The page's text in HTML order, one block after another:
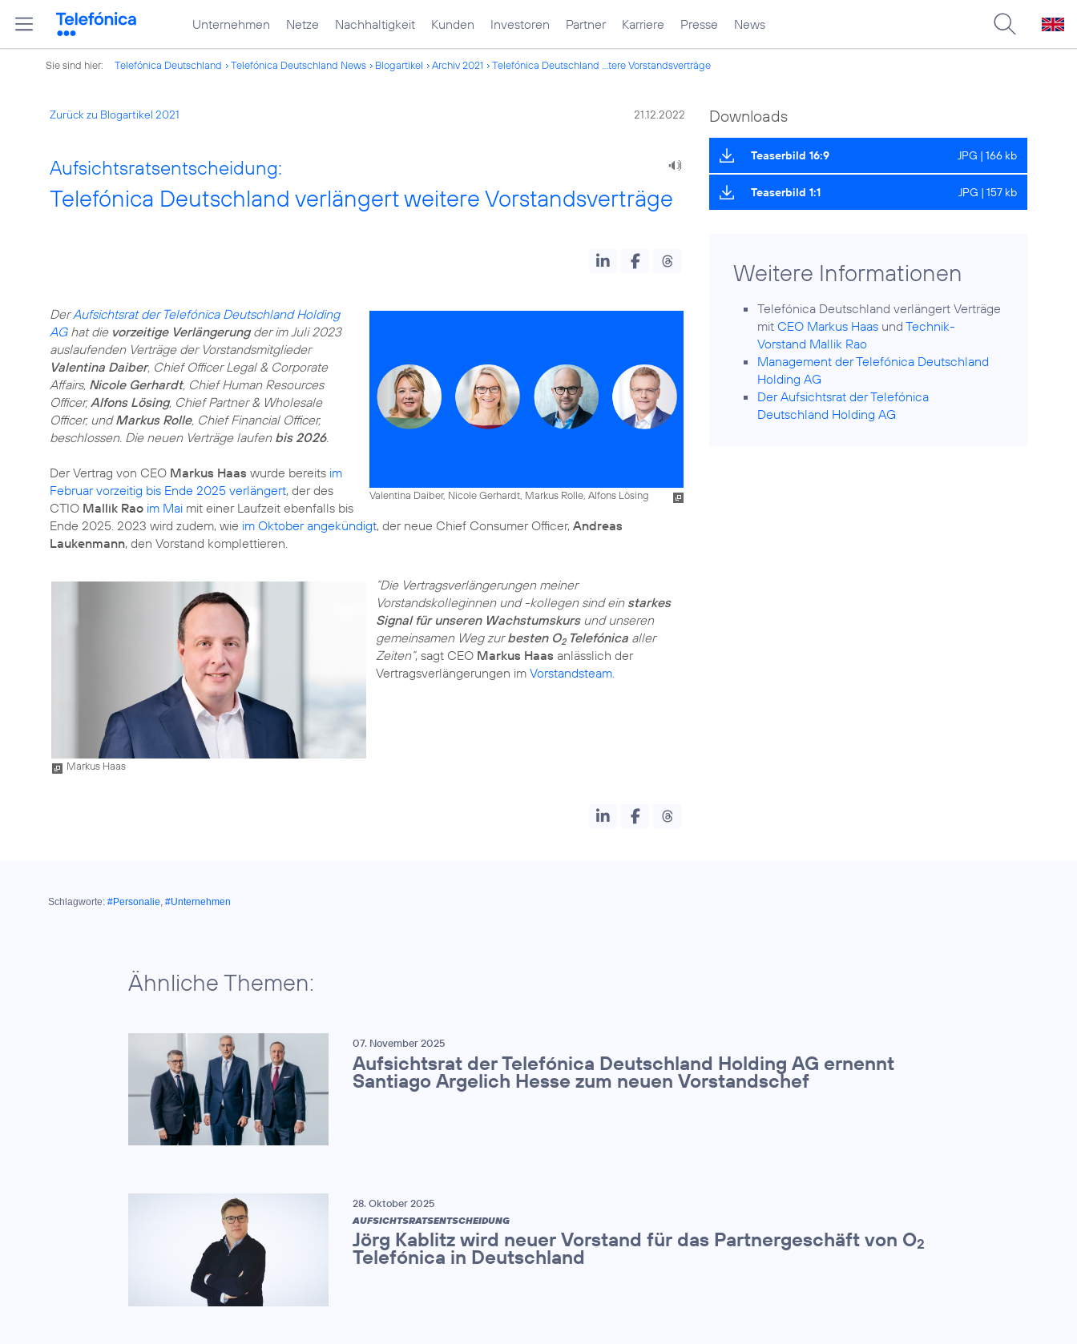
Unternehmen Netze Nachhaltigkeit Kunden Investoren Partner Karriere Presse News
Sie sind hier: Telefónica Deutschland Telefónica Deutschland News Blogartikel Archiv 2021 Telefónica Deutschland ...tere Vorstandsverträge
Zurück zu Blogartikel 2021 21.12.2022
Aufsichtsratsentscheidung:
Telefónica Deutschland verlängert weitere Vorstandsverträge
Valentina Daiber, Nicole Gerhardt, Markus Rolle, Alfons Lösing
DerAufsichtsrat der Telefónica Deutschland Holding
AGhat die vorzeitige Verlängerungder im Juli 2023
auslaufenden Verträge der Vorstandsmitglieder
Valentina Daiber, Chief Officer Legal & Corporate
Affairs, Nicole Gerhardt, Chief Human Resources
Officer, Alfons Lösing, Chief Partner & Wholesale
Officer, undMarkus Rolle, Chief Financial Officer,
beschlossen. Die neuen Verträge laufen bis 2026.
Der Vertrag von CEO Markus Haas wurde bereits im
Februar vorzeitig bis Ende 2025 verlängert, der des
CTIO Mallik Rao im Mai mit einer Laufzeit ebenfalls bis
Ende 2025. 2023 wird zudem, wie im Oktober angekündigt, der neue Chief Consumer Officer, Andreas
Laukenmann, den Vorstand komplettieren.
Markus Haas
“Die Vertragsverlängerungen meiner
Vorstandskolleginnen und -kollegen sind ein starkes
Signal für unseren Wachstumskursund unseren
gemeinsamen Weg zurbesten O2Telefónicaaller
Zeiten”, sagt CEO Markus Haas anlässlich der
Vertragsverlängerungen im Vorstandsteam.
Downloads
Teaserbild 16:9 JPG | 166 kb
Teaserbild 1:1 JPG | 157 kb
Weitere Informationen
Telefónica Deutschland verlängert Verträge
mitCEO Markus Haas undTechnik-
Vorstand Mallik Rao
Management der Telefónica Deutschland
Holding AG
Der Aufsichtsrat der Telefónica
Deutschland Holding AG
Schlagworte: #Personalie, #Unternehmen
Ähnliche Themen:
07. November 2025
Aufsichtsrat der Telefónica Deutschland Holding AG ernennt
Santiago Argelich Hesse zum neuen Vorstandschef
28. Oktober 2025
AUFSICHTSRATSENTSCHEIDUNG
Jörg Kablitz wird neuer Vorstand für das Partnergeschäft von O2
Telefónica in Deutschland